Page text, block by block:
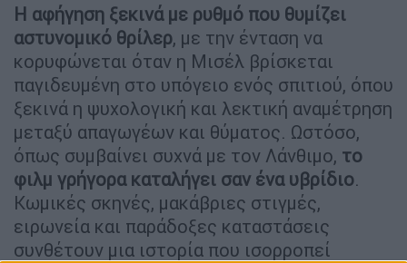
Η αφήγηση ξεκινά με ρυθμό που θυμίζει
αστυνομικό θρίλερ, με την ένταση να
κορυφώνεται όταν η Μισέλ βρίσκεται
παγιδευμένη στο υπόγειο ενός σπιτιού, όπου
ξεκινά η ψυχολογική και λεκτική αναμέτρηση
μεταξύ απαγωγέων και θύματος. Ωστόσο,
όπως συμβαίνει συχνά με τον Λάνθιμο, το
φιλμ γρήγορα καταλήγει σαν ένα υβρίδιο.
Κωμικές σκηνές, μακάβριες στιγμές,
ειρωνεία και παράδοξες καταστάσεις
συνθέτουν μια ιστορία που ισορροπεί